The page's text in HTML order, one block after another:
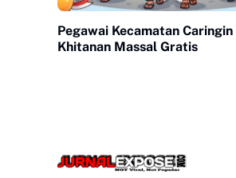
Pegawai Kecamatan
Khitanan Massal Gratis